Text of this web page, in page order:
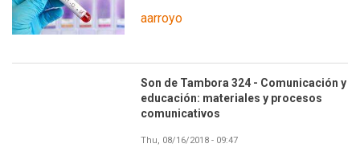
aarroyo
Son de Tambora 324 - Comunicación y
educación: materiales y procesos
comunicativos
Thu, 08/16/2018 - 09:47